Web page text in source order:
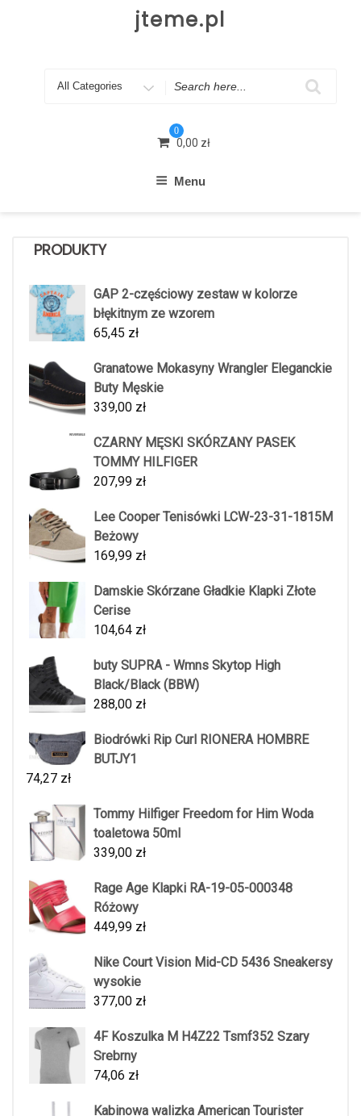
jteme.pl
Search
0
0,00 zł
Menu
PRODUKTY
GAP 2-częściowy zestaw w kolorze
błękitnym ze wzorem
65,45 zł
Granatowe Mokasyny Wrangler Eleganckie
Buty Męskie
339,00 zł
CZARNY MĘSKI SKÓRZANY PASEK
TOMMY HILFIGER
207,99 zł
Lee Cooper Tenisówki LCW-23-31-1815M
Beżowy
169,99 zł
Damskie Skórzane Gładkie Klapki Złote
Cerise
104,64 zł
buty SUPRA - Wmns Skytop High
Black/Black (BBW)
288,00 zł
Biodrówki Rip Curl RIONERA HOMBRE
BUTJY1
74,27 zł
Tommy Hilfiger Freedom for Him Woda
toaletowa 50ml
339,00 zł
Rage Age Klapki RA-19-05-000348
Różowy
449,99 zł
Nike Court Vision Mid-CD 5436 Sneakersy
wysokie
377,00 zł
4F Koszulka M H4Z22 Tsmf352 Szary
Srebrny
74,06 zł
Kabinowa walizka American Tourister